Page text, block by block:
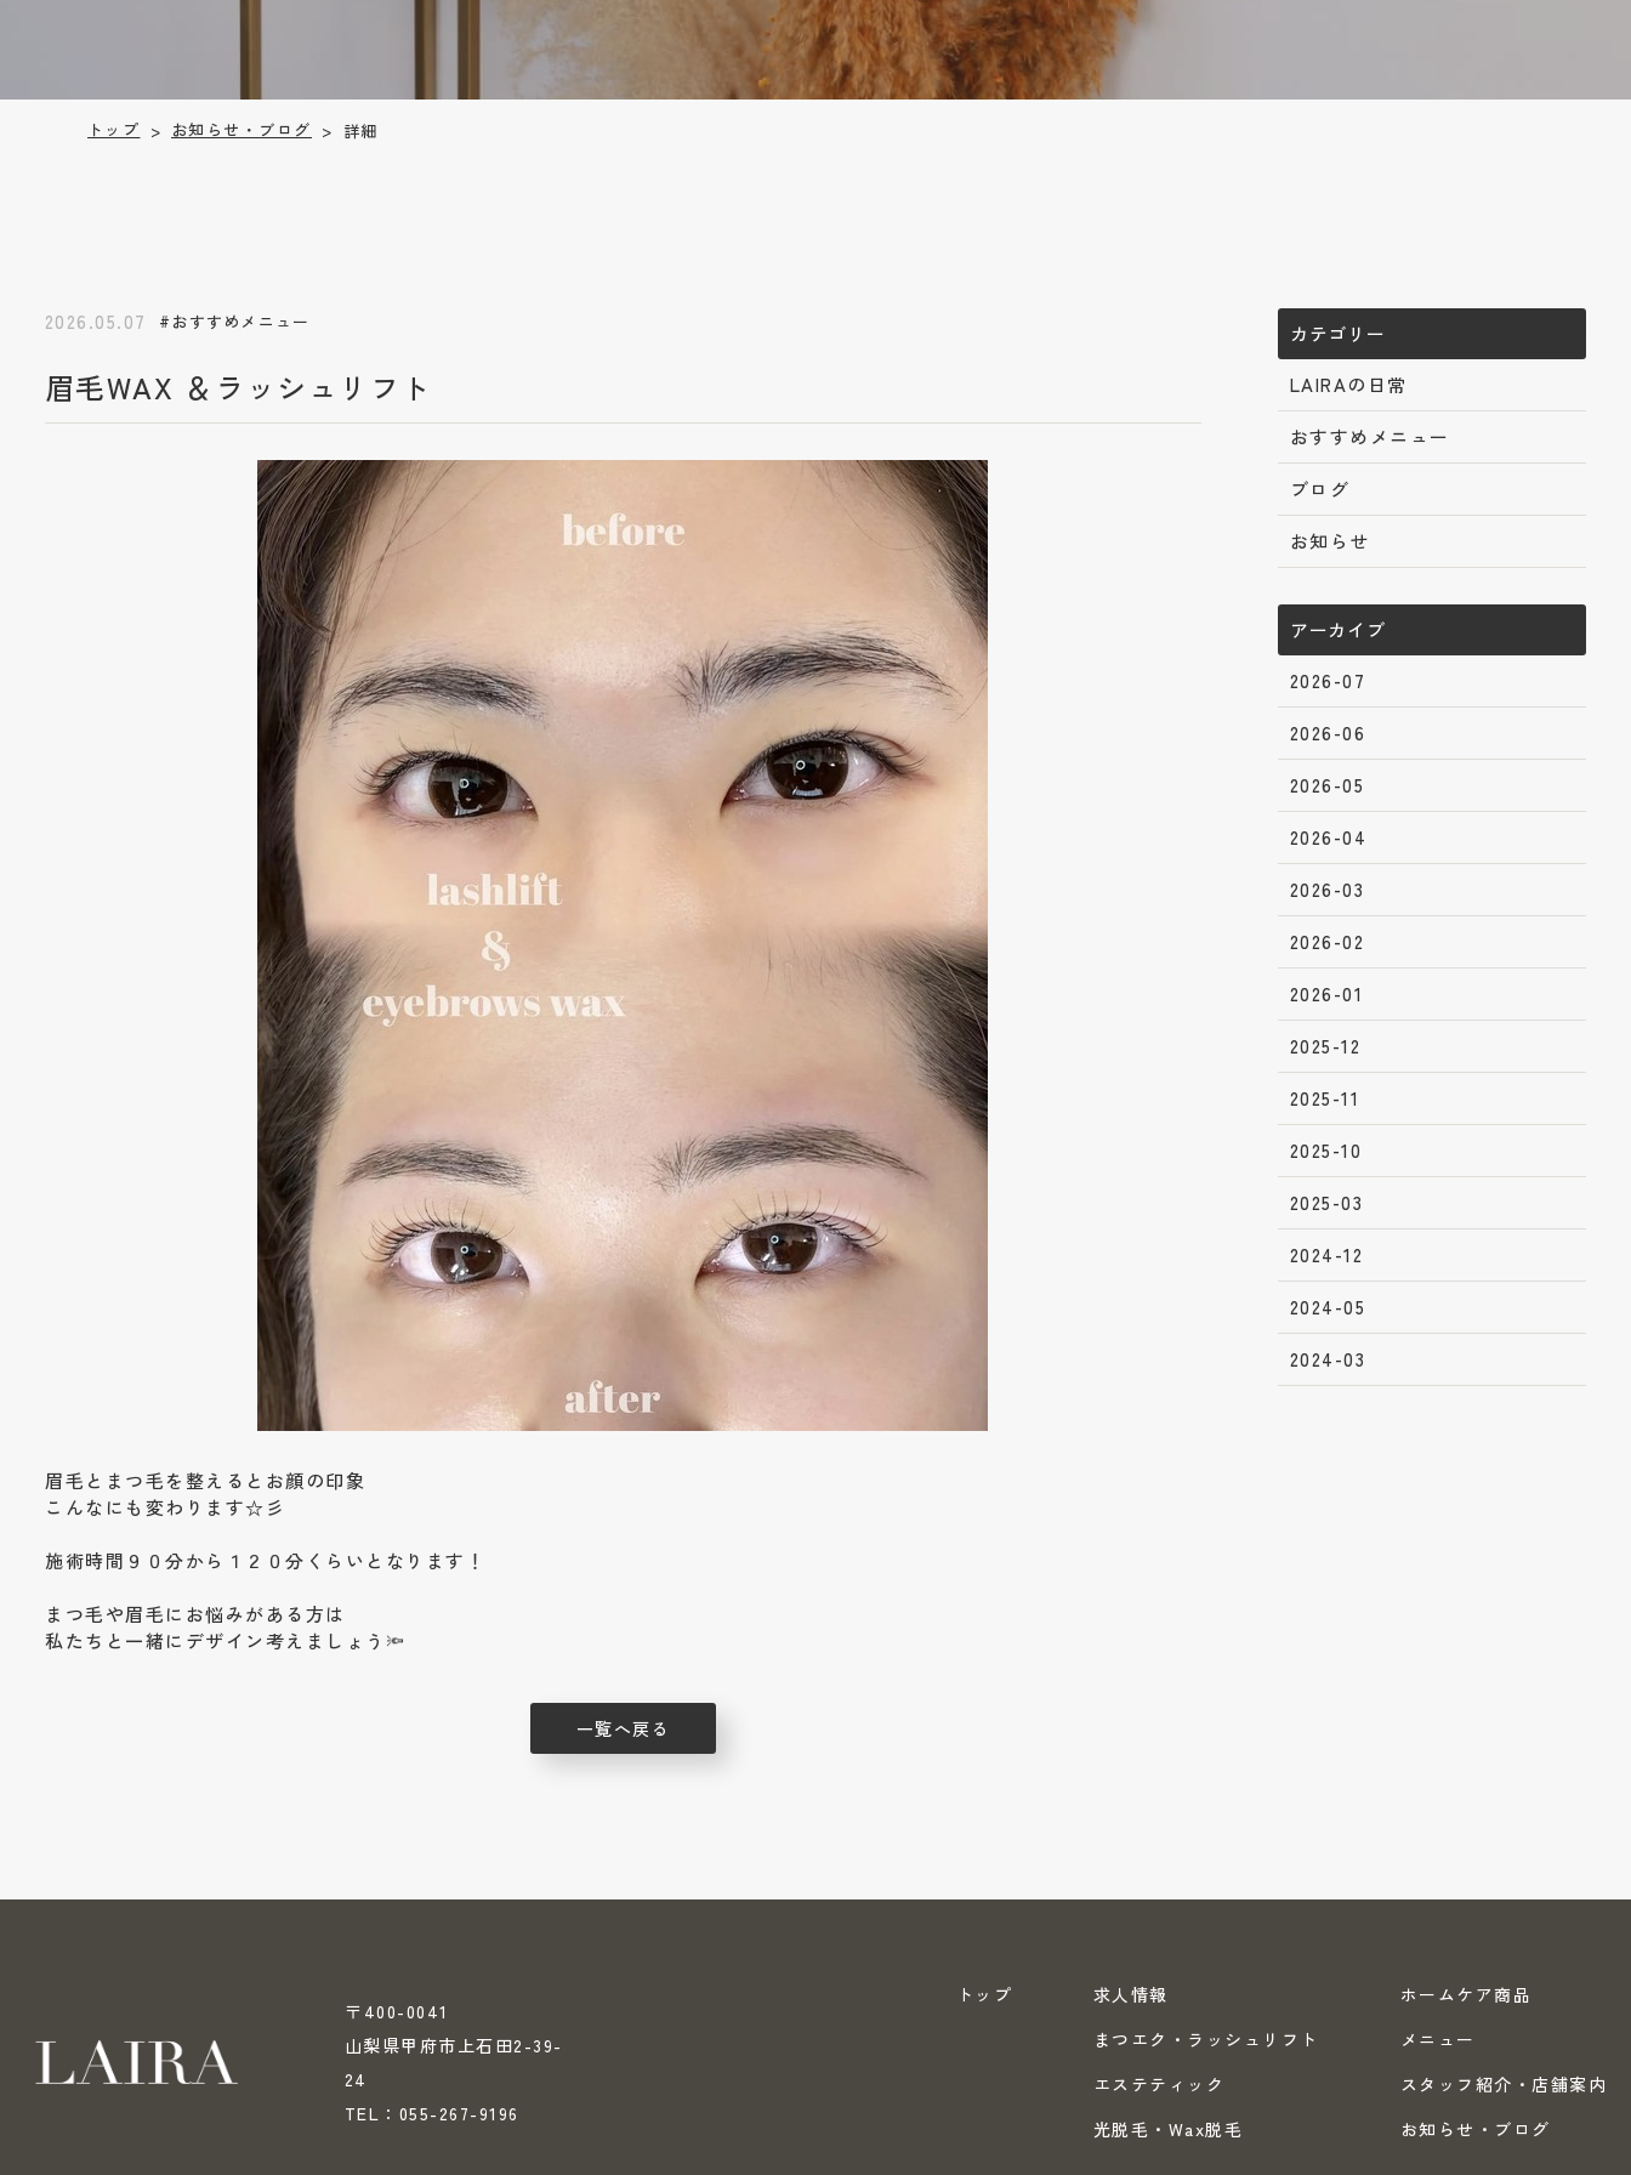
トップ > お知らせ・ブログ > 詳細
2026.05.07 #おすすめメニュー
眉毛WAX ＆ラッシュリフト
眉毛とまつ毛を整えるとお顔の印象
こんなにも変わります☆彡
施術時間９０分から１２０分くらいとなります！
まつ毛や眉毛にお悩みがある方は
私たちと一緒にデザイン考えましょう🔦
一覧へ戻る
カテゴリー
LAIRAの日常
おすすめメニュー
ブログ
お知らせ
アーカイブ
2026-07
2026-06
2026-05
2026-04
2026-03
2026-02
2026-01
2025-12
2025-11
2025-10
2025-03
2024-12
2024-05
2024-03
〒400-0041
山梨県甲府市上石田2-39-
24
TEL：055-267-9196
トップ 求人情報
まつエク・ラッシュリフト
エステティック
光脱毛・Wax脱毛
ホームケア商品
メニュー
スタッフ紹介・店舗案内
お知らせ・ブログ